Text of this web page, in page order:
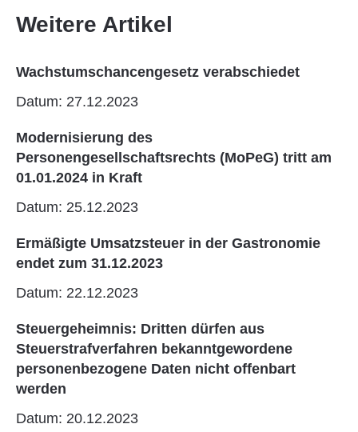
Weitere Artikel
Wachstumschancengesetz verabschiedet
Datum: 27.12.2023
Modernisierung des
Personengesellschaftsrechts (MoPeG) tritt am
01.01.2024 in Kraft
Datum: 25.12.2023
Ermäßigte Umsatzsteuer in der Gastronomie
endet zum 31.12.2023
Datum: 22.12.2023
Steuergeheimnis: Dritten dürfen aus
Steuerstrafverfahren bekanntgewordene
personenbezogene Daten nicht offenbart
werden
Datum: 20.12.2023